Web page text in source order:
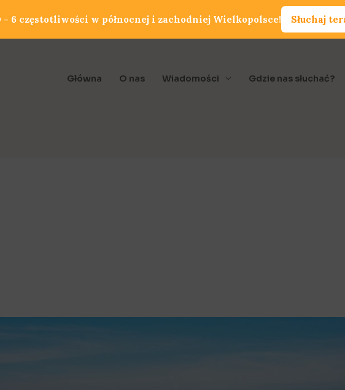
Główna O nas Wiadomości Gdzie nas słuchać?
6 częstotliwości w północnej i zachodniej Wielkopolsce! Słuchaj